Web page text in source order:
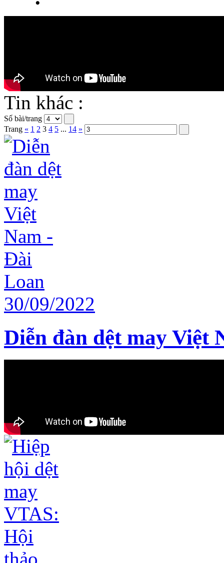
Tin khác :
Số bài/trang
Trang « 1 2 3 4 5 ... 14 »
Diễn đàn dệt may Việt